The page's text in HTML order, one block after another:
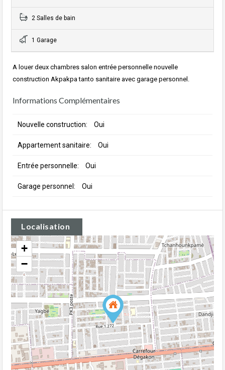
2 Salles de bain
1 Garage
A louer deux chambres salon entrée personnelle nouvelle
construction Akpakpa tanto sanitaire avec garage personnel.
Informations Complémentaires
Nouvelle construction: Oui
Appartement sanitaire: Oui
Entrée personnelle: Oui
Garage personnel: Oui
Localisation
+
−